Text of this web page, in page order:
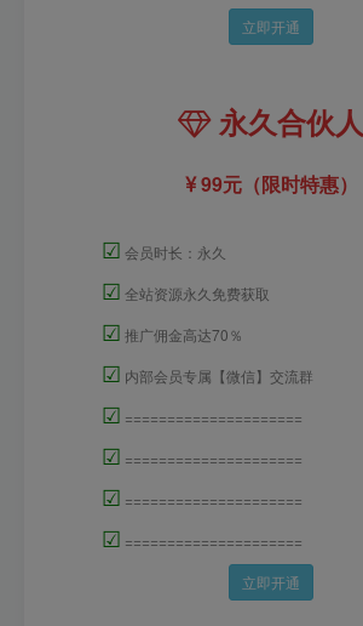
立即开通
永久合伙人
99元（限时特惠）
☑ 会员时长：永久
☑ 全站资源永久免费获取
☑ 推广佣金高达70％
☑ 内部会员专属【微信】交流群
☑ =====================
☑ =====================
☑ =====================
☑ =====================
立即开通